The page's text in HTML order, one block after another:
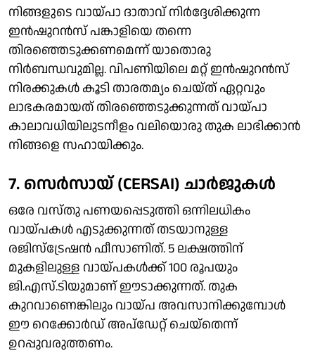
നിങ്ങളുടെ വായ്പാ ദാതാവ് നിര്‍ദ്ദേശിക്കുന്ന
ഇന്‍ഷുറന്‍സ് പങ്കാളിയെ തന്നെ
തിരഞ്ഞെടുക്കണമെന്ന് യാതൊരു
നിര്‍ബന്ധവുമില്ല. വിപണിയിലെ മറ്റ് ഇന്‍ഷുറന്‍സ്
നിരക്കുകള്‍ കൂടി താരതമ്യം ചെയ്ത് ഏറ്റവും
ലാഭകരമായത് തിരഞ്ഞെടുക്കുന്നത് വായ്പാ
കാലാവധിയിലുടനീളം വലിയൊരു തുക ലാഭിക്കാന്‍
നിങ്ങളെ സഹായിക്കും.
7. സെര്‍സായ് (CERSAI) ചാര്‍ജുകള്‍
ഒരേ വസ്തു പണയപ്പെടുത്തി ഒന്നിലധികം
വായ്പകള്‍ എടുക്കുന്നത് തടയാനുള്ള
രജിസ്‌ട്രേഷന്‍ ഫീസാണിത്. 5 ലക്ഷത്തിന്
മുകളിലുള്ള വായ്പകള്‍ക്ക് 100 രൂപയും
ജി.എസ്.ടിയുമാണ് ഈടാക്കുന്നത്. തുക
കുറവാണെങ്കിലും വായ്പ അവസാനിക്കുമ്പോള്‍
ഈ റെക്കോര്‍ഡ് അപ്‌ഡേറ്റ് ചെയ്‌തെന്ന്
ഉറപ്പുവരുത്തണം.